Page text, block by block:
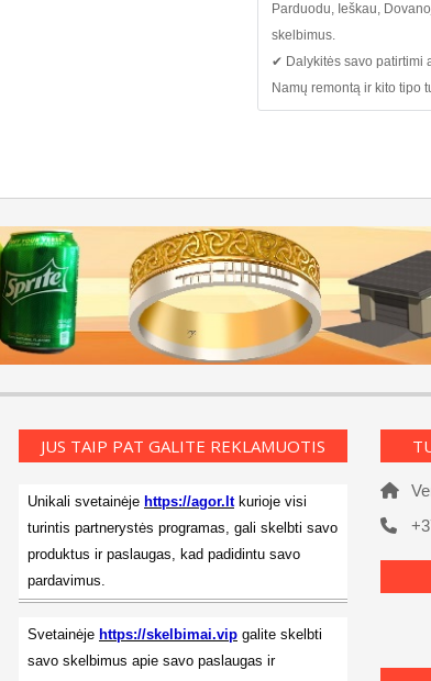
Parduodu, Ieškau,
skelbimus.
✔ Dalykitės savo patirtimi
Namų remontą ir kito tipo
JUS TAIP PAT GALITE REKLAMUOTIS
Unikali svetainėje https://agor.ltkurioje visi
turintis partnerystės programas, gali skelbti savo
produktus ir paslaugas, kad padidintu savo
pardavimus.
Svetainėje https://skelbimai.vip galite skelbti
savo skelbimus apie savo paslaugas ir